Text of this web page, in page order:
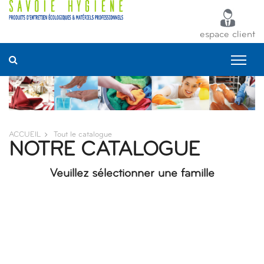
espace client
ACCUEIL Tout le catalogue
NOTRE CATALOGUE
Veuillez sélectionner une famille
Panneau de gestion des cookies